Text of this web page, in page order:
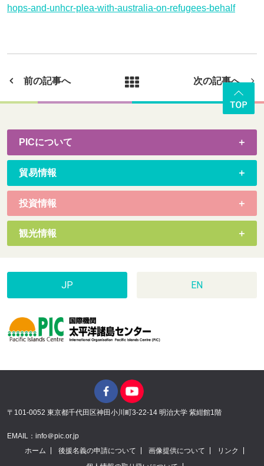
hops-and-unhcr-plea-with-australia-on-refugees-behalf
前の記事へ 次の記事へ
PICについて
貿易情報
投資情報
観光情報
JP EN
〒101-0052 東京都千代田区神田小川町3-22-14 明治大学 紫紺館1階
EMAIL：info＠pic.or.jp
ホーム
後援名義の申請について 画像提供について
リンク